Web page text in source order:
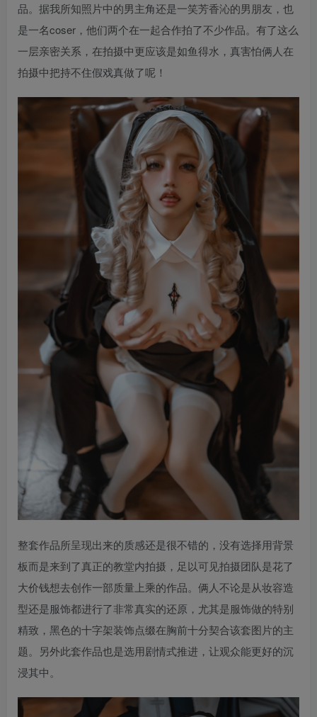
品。据我所知照片中的男主角还是一笑芳香沁的男朋友，也
是一名coser，他们两个在一起合作拍了不少作品。有了这么
一层亲密关系，在拍摄中更应该是如鱼得水，真害怕俩人在
拍摄中把持不住假戏真做了呢！
整套作品所呈现出来的质感还是很不错的，没有选择用背景
板而是来到了真正的教堂内拍摄，足以可见拍摄团队是花了
大价钱想去创作一部质量上乘的作品。俩人不论是从妆容造
型还是服饰都进行了非常真实的还原，尤其是服饰做的特别
精致，黑色的十字架装饰点缀在胸前十分契合该套图片的主
题。另外此套作品也是选用剧情式推进，让观众能更好的沉
浸其中。